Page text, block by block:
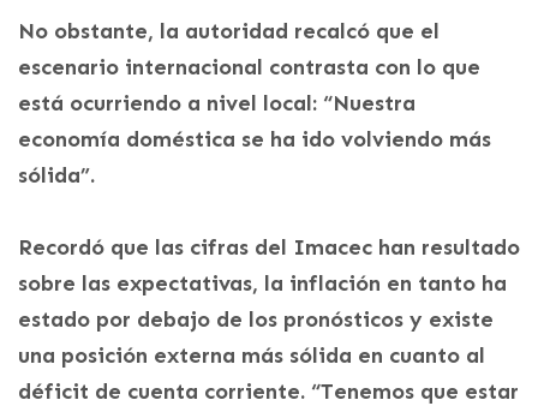
No obstante, la autoridad recalcó que el
escenario internacional contrasta con lo que
está ocurriendo a nivel local: “Nuestra
economía doméstica se ha ido volviendo más
sólida”.
Recordó que las cifras del Imacec han resultado
sobre las expectativas, la inflación en tanto ha
estado por debajo de los pronósticos y existe
una posición externa más sólida en cuanto al
déficit de cuenta corriente. “Tenemos que estar